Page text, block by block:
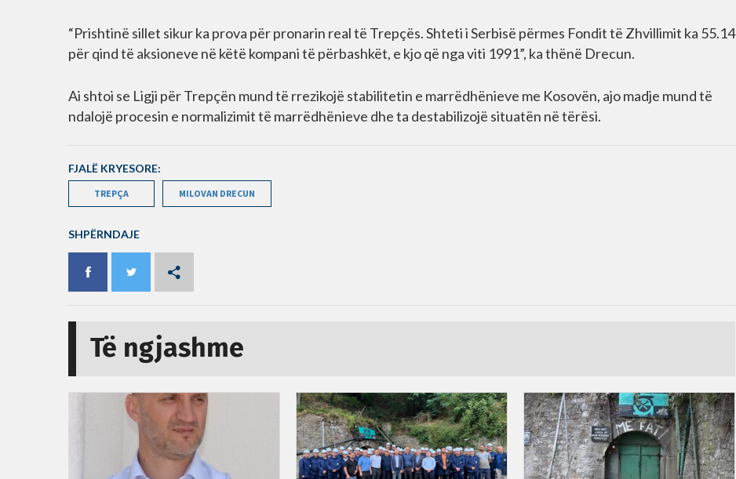
“Prishtinë sillet sikur ka prova për pronarin real të Trepçës. Shteti i Serbisë përmes Fondit të Zhvillimit ka 55.14
për qind të aksioneve në këtë kompani të përbashkët, e kjo që nga viti 1991”, ka thënë Drecun.
Ai shtoi se Ligji për Trepçën mund të rrezikojë stabilitetin e marrëdhënieve me Kosovën, ajo madje mund të
ndalojë procesin e normalizimit të marrëdhënieve dhe ta destabilizojë situatën në tërësi.
FJALË KRYESORE:
TREPÇA MILOVAN DRECUN
SHPËRNDAJE
Të ngjashme